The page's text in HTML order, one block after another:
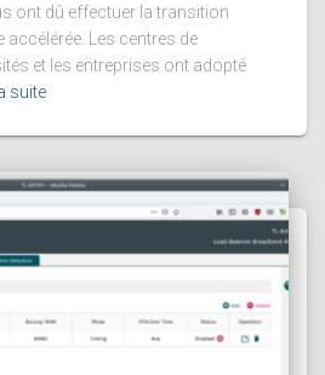
ont dû effectuer la transition
accélérée. Les centres de
et les entreprises ont adopté
suite